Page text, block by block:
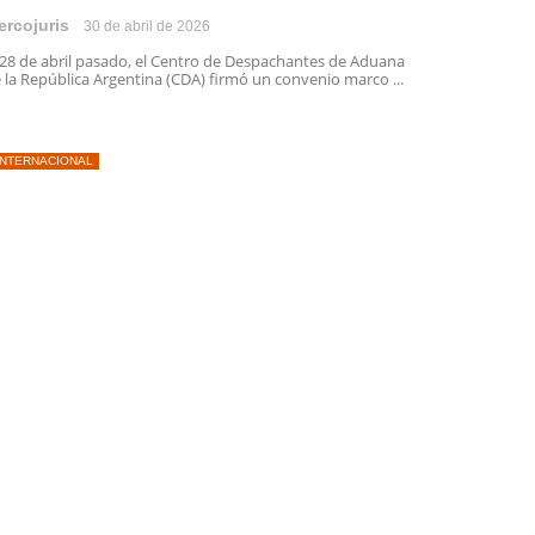
30 de abril de 2026
de abril pasado, el Centro de Despachantes de Aduana
la República Argentina (CDA) firmó un convenio marco ...
INTERNACIONAL